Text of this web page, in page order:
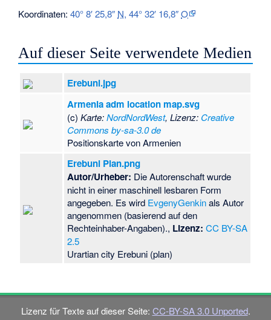
Koordinaten:40° 8′ 25,8″ N,44° 32′ 16,8″O
Auf dieser Seite verwendete Medien
Erebuni.jpg
Armenia adm location map.svg
(c)Karte:NordNordWest, Lizenz: Creative
Commons by-sa-3.0 de
Positionskarte von Armenien
Erebuni Plan.png
Autor/Urheber: Die Autorenschaft wurde
nicht in einer maschinell lesbaren Form
angegeben. Es wird EvgenyGenkinals Autor
angenommen (basierend auf den
Rechteinhaber-Angaben)., Lizenz: CC BY-SA
2.5
Urartian city Erebuni (plan)
Lizenz für Texte auf dieser Seite: CC-BY-SA 3.0 Unported.